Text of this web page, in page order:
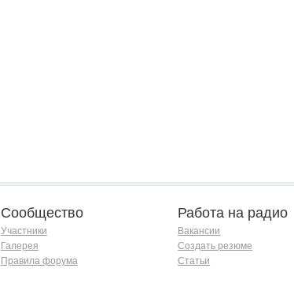
Сообщество
Участники
Галерея
Правила форума
Работа на радио
Вакансии
Создать резюме
Статьи